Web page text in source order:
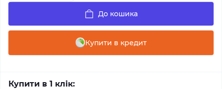
До кошика
Купити в кредит
Купити в 1 клік: